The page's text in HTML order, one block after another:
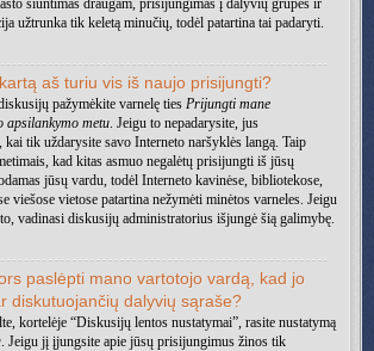
siuntimas draugam, prisijungimas į dalyvių grupes ir
užtrunka tik keletą minučių, todėl patartina tai padaryti.
aš turiu vis iš naujo prisijungti?
pažymėkite varnelę ties Prijungti mane
apsilankymo metu. Jeigu to nepadarysite, jus
kai tik uždarysite savo Interneto naršyklės langą. Taip
kad kitas asmuo negalėtų prisijungti iš jūsų
jūsų vardu, todėl Interneto kavinėse, bibliotekose,
viešose vietose patartina nežymėti minėtos varneles. Jeigu
vadinasi diskusijų administratorius išjungė šią galimybę.
paslėpti mano vartotojo vardą, kad jo
diskutuojančių dalyvių sąraše?
kortelėje “Diskusijų lentos nustatymai”, rasite nustatymą
. Jeigu jį įjungsite apie jūsų prisijungimus žinos tik